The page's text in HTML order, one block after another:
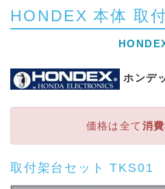
HONDEX 本体 取
ホンデ
価格は全て 消
取付架台セット TKS01